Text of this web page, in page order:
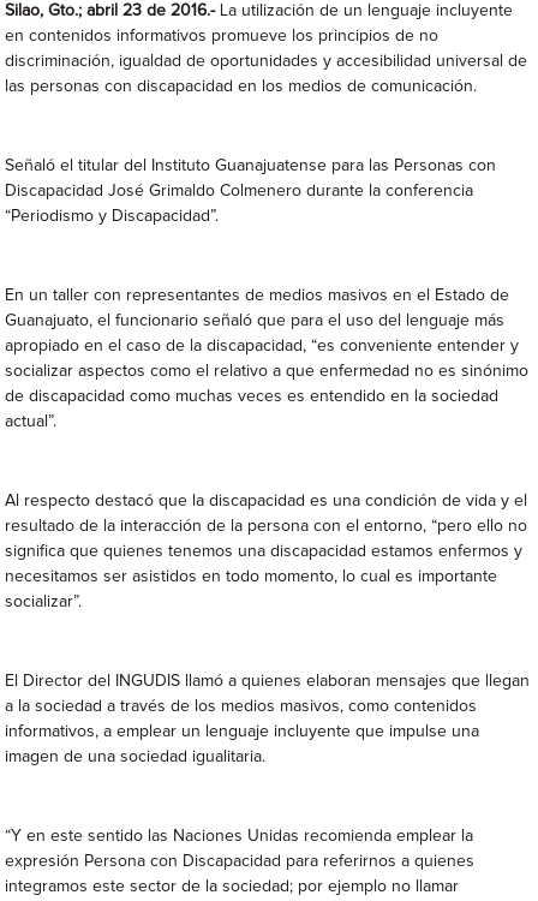
Silao, Gto.; abril 23 de 2016.-La utilización de un lenguaje incluyente
en contenidos informativos promueve los principios de no
discriminación, igualdad de oportunidades y accesibilidad universal de
las personas con discapacidad en los medios de comunicación.
Señaló el titular del Instituto Guanajuatense para las Personas con
Discapacidad José Grimaldo Colmenero durante la conferencia
“Periodismo y Discapacidad”.
En un taller con representantes de medios masivos en el Estado de
Guanajuato, el funcionario señaló que para el uso del lenguaje más
apropiado en el caso de la discapacidad, “es conveniente entender y
socializar aspectos como el relativo a que enfermedad no es sinónimo
de discapacidad como muchas veces es entendido en la sociedad
actual”.
Al respecto destacó que la discapacidad es una condición de vida y el
resultado de la interacción de la persona con el entorno, “pero ello no
significa que quienes tenemos una discapacidad estamos enfermos y
necesitamos ser asistidos en todo momento, lo cual es importante
socializar”.
El Director del INGUDIS llamó a quienes elaboran mensajes que llegan
a la sociedad a través de los medios masivos, como contenidos
informativos, a emplear un lenguaje incluyente que impulse una
imagen de una sociedad igualitaria.
“Y en este sentido las Naciones Unidas recomienda emplear la
expresión Persona con Discapacidad para referirnos a quienes
integramos este sector de la sociedad; por ejemplo no llamar